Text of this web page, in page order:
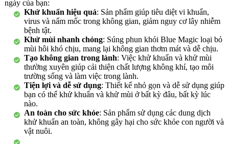
ngày của bạn:
Khử khuẩn hiệu quả: Sản phẩm giúp tiêu diệt vi khuẩn,
virus và nấm mốc trong không gian, giảm nguy cơ lây nhiễm
bệnh tật.
Khử mùi nhanh chóng: Súng phun khói Blue Magic loại bỏ
mùi hôi khó chịu, mang lại không gian thơm mát và dễ chịu.
Tạo không gian trong lành: Việc khử khuẩn và khử mùi
thường xuyên giúp cải thiện chất lượng không khí, tạo môi
trường sống và làm việc trong lành.
Tiện lợi và dễ sử dụng: Thiết kế nhỏ gọn và dễ sử dụng giúp
bạn có thể khử khuẩn và khử mùi ở bất kỳ đâu, bất kỳ lúc
nào.
An toàn cho sức khỏe: Sản phẩm sử dụng các dung dịch
khử khuẩn an toàn, không gây hại cho sức khỏe con người và
vật nuôi.